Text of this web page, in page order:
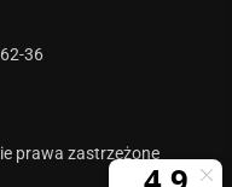
36
prawa zastrzeżone